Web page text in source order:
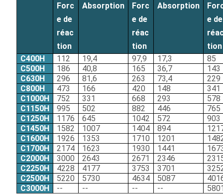
Forc
e de
réac
tion
Absorption
Forc
e de
réac
tion
Absorption
e de
tion
C400H
112 19,4 97,9 17,3
85
C500H
186 40,8 165 36,7
143
C630H
296 81,6 263 73,4
229
C800H
473 166 420 148
341
C1000H
752 331 668 293
578
C1150H
995 502 882 446
765
C1250H
1176 645 1042 572
903
C1450H
1582 1007 1404 894
C1600H
1926 1353 1710 1201
C1700H
2174 1623 1930 1441
C2000H
3000 2643 2671 2346
C2250H
4228 4177 3753 3701
C2500H
5220 5730 4634 5087
C3000H
-- -- -- --